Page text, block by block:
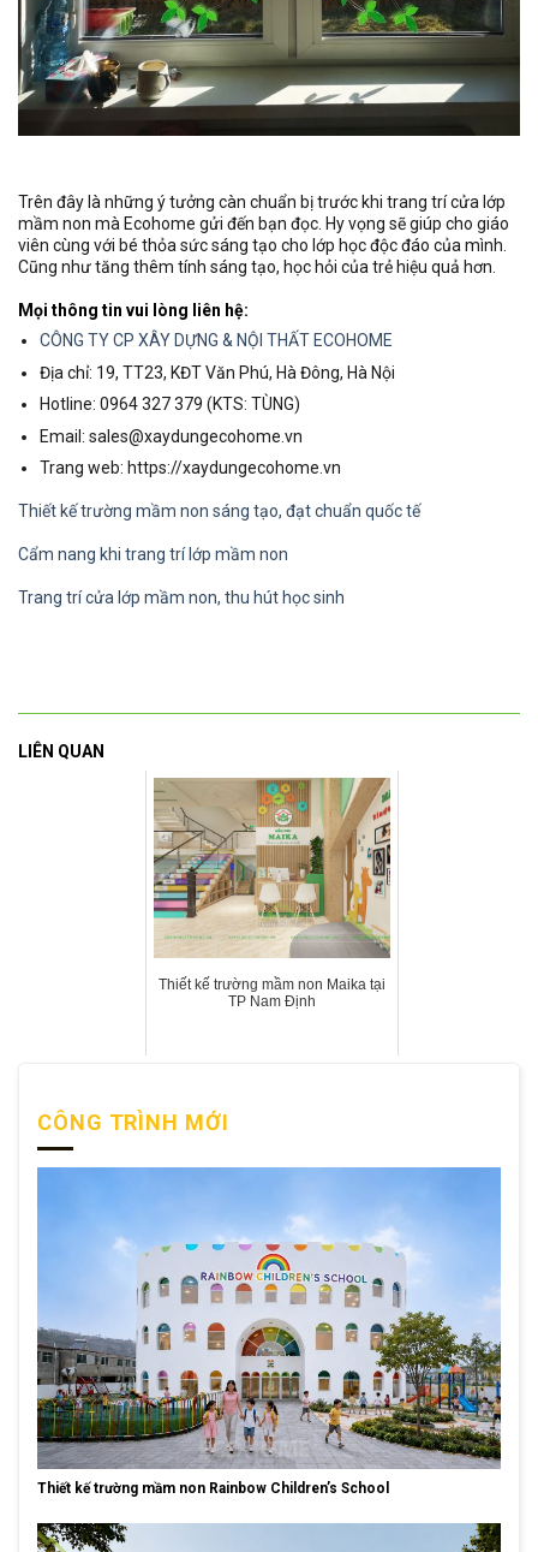
Trên đây là những ý tưởng càn chuẩn bị trước khi trang trí cửa lớp
mầm non mà Ecohome gửi đến bạn đọc. Hy vọng sẽ giúp cho giáo
viên cùng với bé thỏa sức sáng tạo cho lớp học độc đáo của mình.
Cũng như tăng thêm tính sáng tạo, học hỏi của trẻ hiệu quả hơn.
Mọi thông tin vui lòng liên hệ:
CÔNG TY CP XÂY DỰNG & NỘI THẤT ECOHOME
Địa chỉ: 19, TT23, KĐT Văn Phú, Hà Đông, Hà Nội
Hotline: 0964 327 379 (KTS: TÙNG)
Email: sales@xaydungecohome.vn
Trang web: https://xaydungecohome.vn
Thiết kế trường mầm non sáng tạo, đạt chuẩn quốc tế
Cẩm nang khi trang trí lớp mầm non
Trang trí cửa lớp mầm non, thu hút học sinh
LIÊN QUAN
Thiết kế trường mầm non Maika tại
TP Nam Định
CÔNG TRÌNH MỚI
Thiết kế trường mầm non Rainbow Children’s School